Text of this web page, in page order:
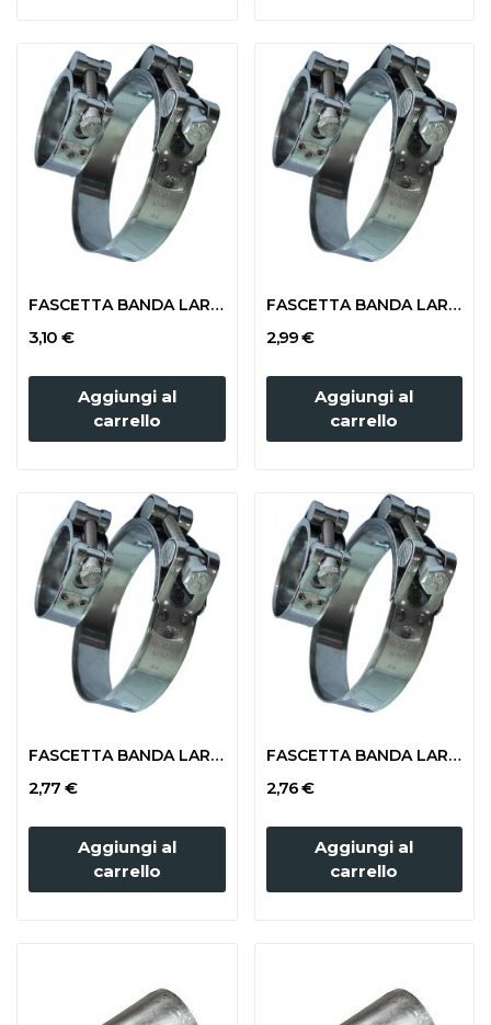
FASCETTA BANDA LARGA mm 92-97 (TUBO 80x95)
3,10 €
Aggiungi al
carrello
FASCETTA BANDA LARGA mm 86-95 (TUBO 80x88)
2,99 €
Aggiungi al
carrello
FASCETTA BANDA LARGA mm 74-79 (TUBO 60x75)
2,77 €
Aggiungi al
carrello
FASCETTA BANDA LARGA mm 68-73 (TUBO 60x72)
2,76 €
Aggiungi al
carrello